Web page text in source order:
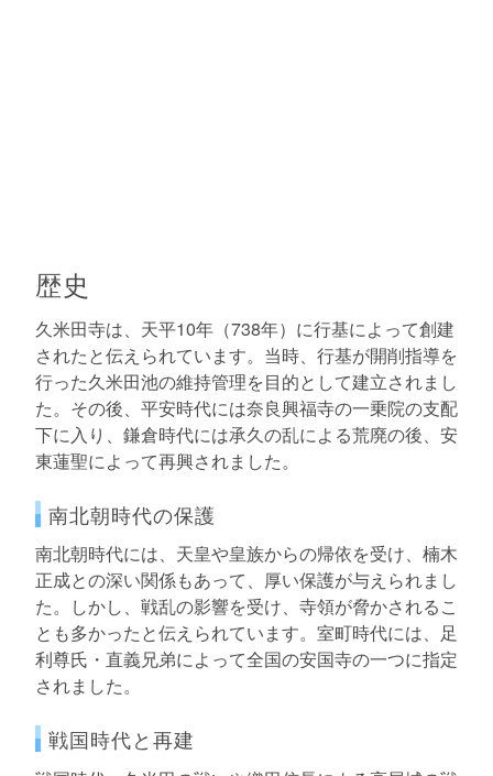
歴史
久米田寺は、天平10年（738年）に行基によって創建
されたと伝えられています。当時、行基が開削指導を
行った久米田池の維持管理を目的として建立されまし
た。その後、平安時代には奈良興福寺の一乗院の支配
下に入り、鎌倉時代には承久の乱による荒廃の後、安
東蓮聖によって再興されました。
南北朝時代の保護
南北朝時代には、天皇や皇族からの帰依を受け、楠木
正成との深い関係もあって、厚い保護が与えられまし
た。しかし、戦乱の影響を受け、寺領が脅かされるこ
とも多かったと伝えられています。室町時代には、足
利尊氏・直義兄弟によって全国の安国寺の一つに指定
されました。
戦国時代と再建